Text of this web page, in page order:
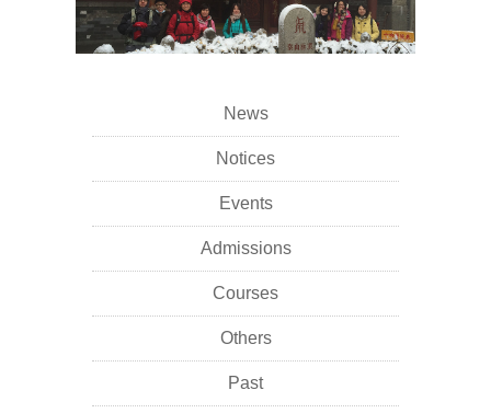
News
Notices
Events
Admissions
Courses
Others
Past